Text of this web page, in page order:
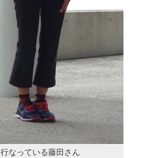
なっている藤田さん